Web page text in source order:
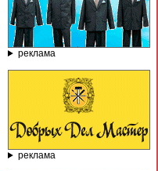
реклама
реклама